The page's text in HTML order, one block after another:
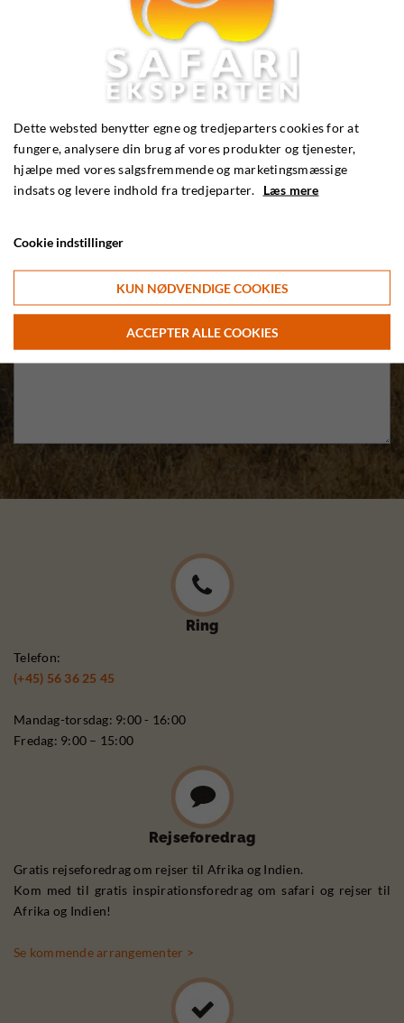
Ring
Telefon:
(+45) 56 36 25 45
Mandag-torsdag: 9:00 - 16:00
Fredag: 9:00 – 15:00
Rejseforedrag
Gratis rejseforedrag om rejser til Afrika og Indien.
Kom med til gratis inspirationsforedrag om safari og rejser til
Afrika og Indien!
Se kommende arrangementer >
Dette websted benytter egne og tredjeparters cookies for at
fungere, analysere din brug af vores produkter og tjenester,
hjælpe med vores salgsfremmende og marketingsmæssige
indsats og levere indhold fra tredjeparter. Læs mere
Cookie indstillinger
KUN NØDVENDIGE COOKIES
ACCEPTER ALLE COOKIES